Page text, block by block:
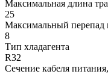
Максимальная длина
25
Максимальный перепад
8
Тип хладагента
R32
Сечение кабеля